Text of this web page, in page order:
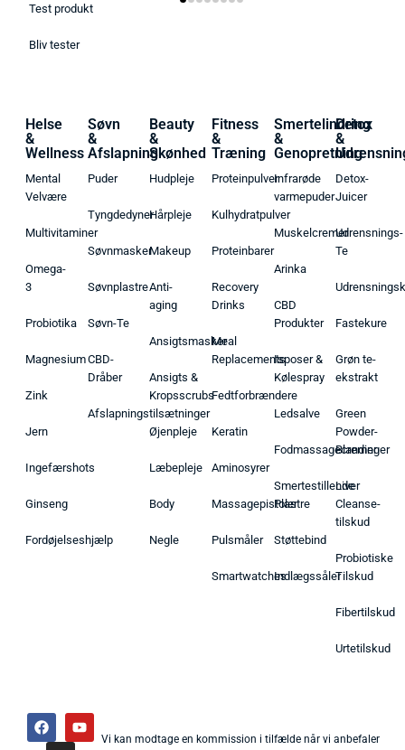
Test produkt
Bliv tester
Helse
&
Wellness
Mental
Velvære
Multivitaminer
Omega-
3
Probiotika
Magnesium
Zink
Jern
Ingefærshots
Ginseng
Fordøjelseshjælp
Søvn
&
Afslapning
Puder
Tyngdedyner
Søvnmasker
Søvnplastre
Søvn-Te
CBD-
Dråber
Afslapningstilsætninger
Beauty
&
Skønhed
Hudpleje
Hårpleje
Makeup
Anti-
aging
Ansigtsmasker
Ansigts &
Kropsscrubs
Øjenpleje
Læbepleje
Body
Negle
Fitness
&
Træning
Proteinpulver
Kulhydratpulver
Proteinbarer
Recovery
Drinks
Meal
Replacements
Fedtforbrændere
Keratin
Aminosyrer
Massagepistoler
Pulsmåler
Smartwatches
Smertelindring
&
Genopretning
Infrarøde
varmepuder
Muskelcremer
Arinka
CBD
Produkter
Isposer &
Kølespray
Ledsalve
Fodmassagecremer
Smertestillende
Plastre
Støttebind
Indlægssåler
Detox
&
Detox-
Juicer
Udrensnings-
Te
Fastekure
Grøn te-
ekstrakt
Green
Powder-
Blandinger
Liver
Cleanse-
tilskud
Probiotiske
Tilskud
Fibertilskud
Urtetilskud
Vi kan modtage en kommission i tilfælde når vi anbefaler